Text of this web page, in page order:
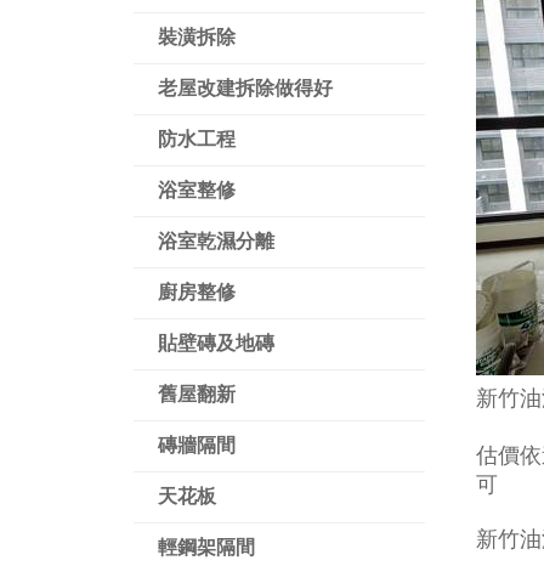
裝潢拆除
老屋改建拆除做得好
防水工程
浴室整修
浴室乾濕分離
廚房整修
貼壁磚及地磚
舊屋翻新
磚牆隔間
天花板
輕鋼架隔間
新竹
估價
可
新竹